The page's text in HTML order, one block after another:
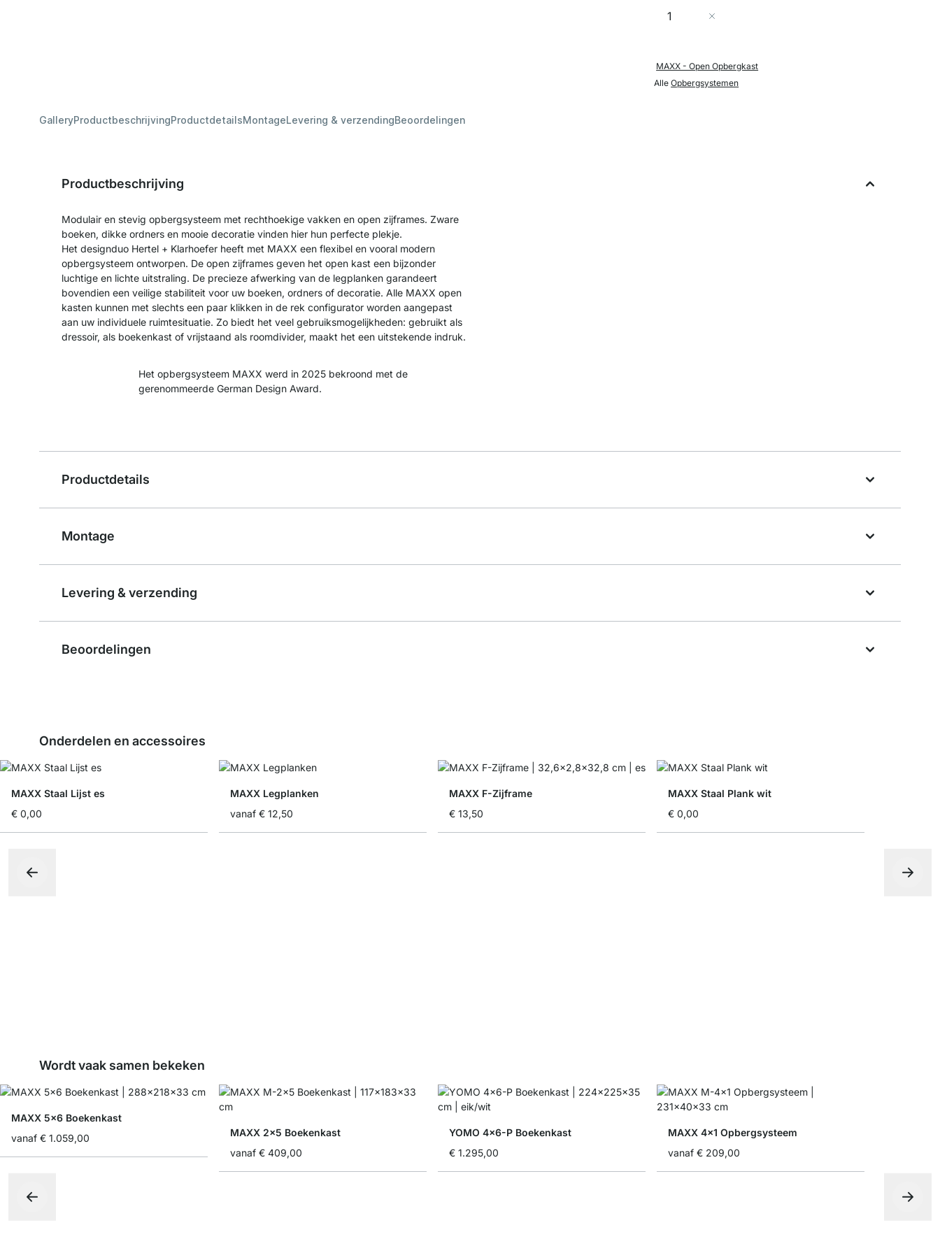
Aantal
MAXX - Open Opbergkast
AlleOpbergsystemen
GalleryProductbeschrijvingProductdetailsMontageLevering & verzendingBeoordelingen
Productbeschrijving
Modulair en stevig opbergsysteem met rechthoekige vakken en open zijframes. Zware
boeken, dikke ordners en mooie decoratie vinden hier hun perfecte plekje.
Het designduo Hertel + Klarhoefer heeft met MAXX een flexibel en vooral modern
opbergsysteem ontworpen. De open zijframes geven het open kast een bijzonder
luchtige en lichte uitstraling. De precieze afwerking van de legplanken garandeert
bovendien een veilige stabiliteit voor uw boeken, ordners of decoratie. Alle MAXX open
kasten kunnen met slechts een paar klikken in de rek configurator worden aangepast
aan uw individuele ruimtesituatie. Zo biedt het veel gebruiksmogelijkheden: gebruikt als
dressoir, als boekenkast of vrijstaand als roomdivider, maakt het een uitstekende indruk.
Het opbergsysteem MAXX werd in 2025 bekroond met de
gerenommeerde German Design Award.
Productdetails
Montage
Levering & verzending
Beoordelingen
Onderdelen en accessoires
MAXX Staal Lijst es
€ 0,00
MAXX Legplanken
vanaf € 12,50
MAXX F-Zijframe
€ 13,50
MAXX Staal Plank wit
€ 0,00
Wordt vaak samen bekeken
MAXX 5x6 Boekenkast
vanaf € 1.059,00
MAXX 2x5 Boekenkast
vanaf € 409,00
YOMO 4x6-P Boekenkast
€ 1.295,00
MAXX 4x1 Opbergsysteem
vanaf € 209,00